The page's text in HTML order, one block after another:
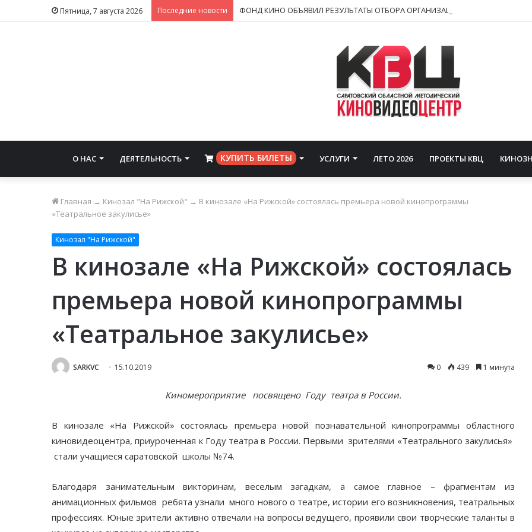
Пятница, 7 августа 2026 Последние новости
О НАС ДЕЯТЕЛЬНОСТЬ ⠀КУПИТЬ БИЛЕТЫ УСЛУГИ ЛЕТО 2026 ПРОЕКТЫ КВЦ
Главная → Кинозал "На Рижской" → В кинозале «На Рижской» состоялась премьера новой кинопрограммы
«Театральное закулисье»
Кинозал "На Рижской"
В кинозале «На Рижской» состоялась
премьера новой кинопрограммы
«Театральное закулисье»
SARKVC 15.10.2019 0 439 1 минута
Киномероприятие посвящено Году театра в России.
В кинозале «На Рижской» состоялась премьера новой познавательной кинопрограммы областного
киновидеоцентра, приуроченная к Году театра в России. Первыми зрителями «Театрального закулисья»
стали учащиеся саратовской школы №74.
Благодаря занимательным викторинам, веселым загадкам, а самое главное – фрагментам из
анимационных фильмов ребята узнали много нового о театре, истории его возникновения, театральных
профессиях. Юные зрители активно отвечали на вопросы ведущего, проявили свои творческие таланты в